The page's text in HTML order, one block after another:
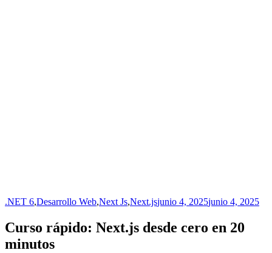
.NET 6,Desarrollo Web,Next Js,Next.jsjunio 4, 2025junio 4, 2025
Curso rápido: Next.js desde cero en 20
minutos